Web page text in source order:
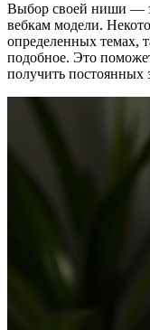
Выбор своей ниши —
вебкам модели.
определенных темах,
подобное. Это
получить постоянных